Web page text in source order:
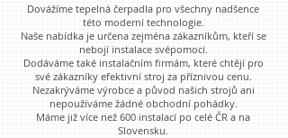
Dovážíme tepelná čerpadla pro všechny nadšence
této moderní technologie.
Naše nabídka je určena zejména zákazníkům, kteří se
nebojí instalace svépomocí.
Dodáváme také instalačním firmám, které chtějí pro
své zákazníky efektivní stroj za příznivou cenu.
Nezakrýváme výrobce a původ našich strojů ani
nepoužíváme žádné obchodní pohádky.
Máme již více než 600 instalací po celé ČR a na
Slovensku.